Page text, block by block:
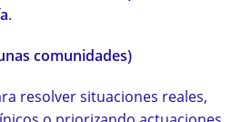
.
comunidades)
resolver situaciones reales,